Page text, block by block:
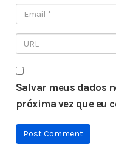
Salvar meus dados
próxima vez que eu